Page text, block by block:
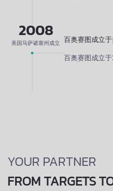
2008
美国马萨诸塞州成立 百奥赛图成立
百奥赛图成立
YOUR PARTNER
FROM TARGETS